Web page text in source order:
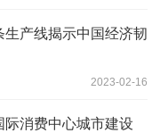
产线揭示中国经济韧
2023-02-16
际消费中心城市建设